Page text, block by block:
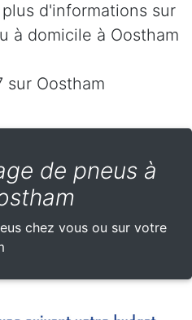
d'informations sur
à domicile à Oostham
sur Oostham
de pneus à
chez vous ou sur votre